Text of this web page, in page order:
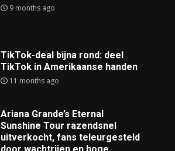
9 months ago
TikTok-deal bijna rond: deel
TikTok in Amerikaanse handen
11 months ago
Ariana Grande’s Eternal
Sunshine Tour razendsnel
uitverkocht, fans teleurgesteld